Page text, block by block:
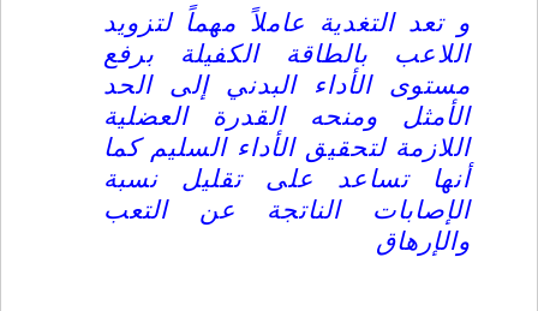
و تعد التغدية عاملاً مهماً لتزويد
اللاعب بالطاقة الكفيلة برفع
مستوى الأداء البدني إلى الحد
الأمثل ومنحه القدرة العضلية
اللازمة لتحقيق الأداء السليم كما
أنها تساعد على تقليل نسبة
الإصابات الناتجة عن التعب
والإرهاق